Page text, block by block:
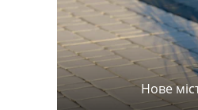
Нове